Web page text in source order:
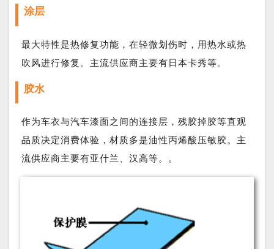
涂层
最大特性是热修复功能，在轻微划伤时，用热水或热
吹风进行修复。主流供应商主要有日本卡秀等。
胶水
作为车衣与汽车漆面之间的连接层，残胶掉胶等直观
品质决定消费体验，材质多是油性丙烯酸压敏胶。主
流供应商主要有亚什兰、汉高等。。